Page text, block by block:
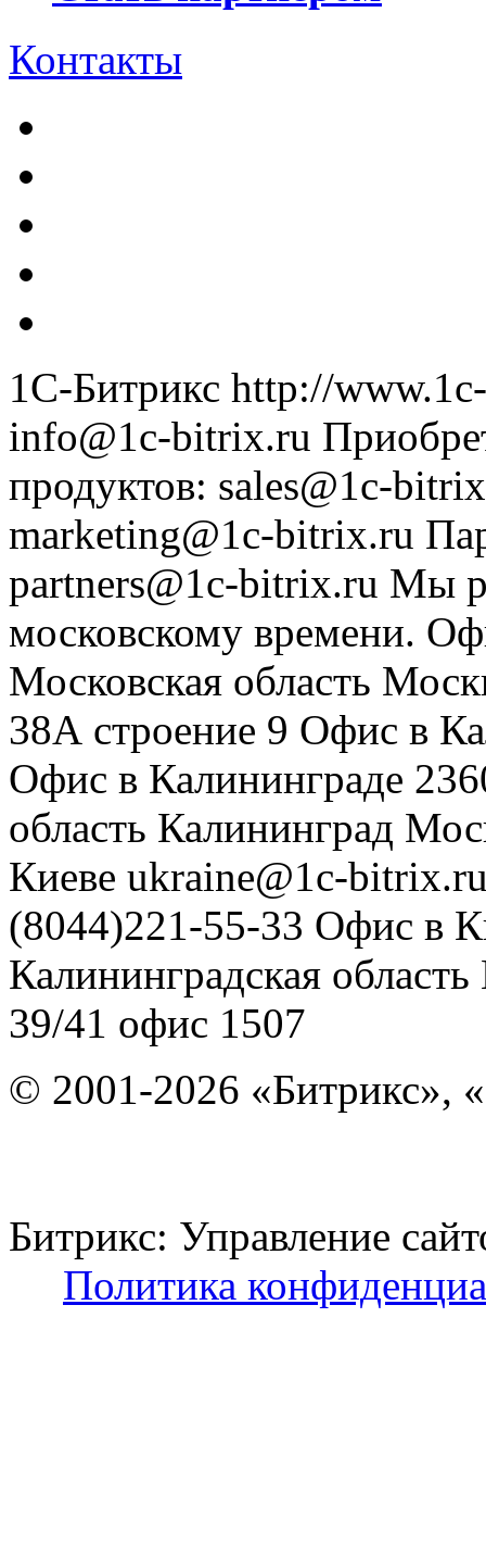
Контакты
1С-Битрикс http://
info@1c-bitrix.ru
продуктов: sales@1c-
marketing@1c-bitrix.ru
partners@1c-bitrix.ru Мы
московскому времени.
Московская область
38А строение 9 Офис в
Офис в Калининграде
область Калининград
Киеве ukraine@1c-
(8044)221-55-33 Офис в
Калининградская область
39/41 офис 1507
© 2001-2026 «Битрикс»,
Битрикс: Управление
Политика